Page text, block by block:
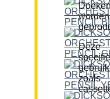
zoals